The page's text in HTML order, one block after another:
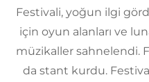
Festivali, yoğun ilgi
için oyun alanları ve
müzikaller sahnelendi.
da stant kurdu.